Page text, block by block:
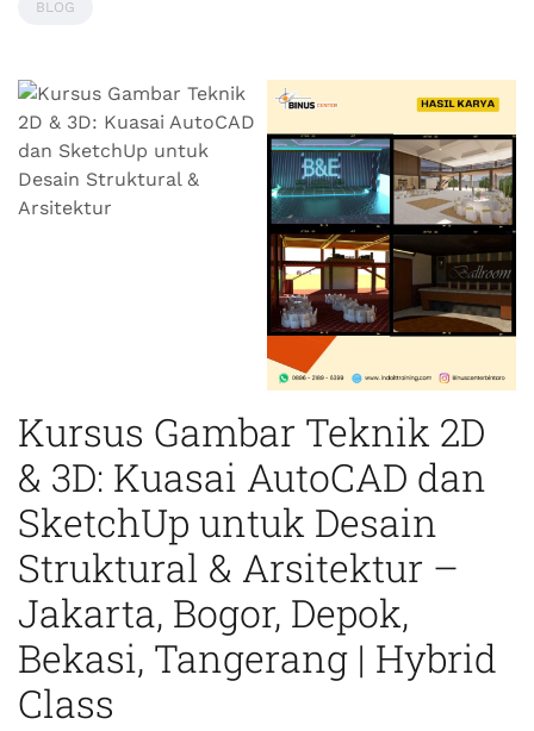
BLOG
Kursus Gambar Teknik 2D
& 3D: Kuasai AutoCAD dan
SketchUp untuk Desain
Struktural & Arsitektur –
Jakarta, Bogor, Depok,
Bekasi, Tangerang | Hybrid
Class